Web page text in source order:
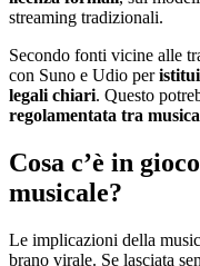
streaming tradizionali.
Secondo fonti vicine alle
con Suno e Udio per
legali chiari. Questo
regolamentata tra
Cosa c’è in
musicale?
Le implicazioni della
brano virale. Se lasciata